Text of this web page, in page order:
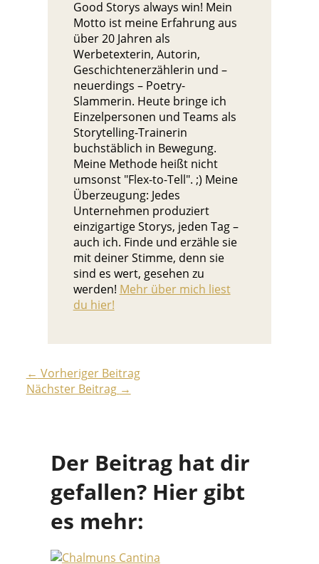
Good Storys always win! Mein
Motto ist meine Erfahrung aus
über 20 Jahren als
Werbetexterin, Autorin,
Geschichtenerzählerin und –
neuerdings – Poetry-
Slammerin. Heute bringe ich
Einzelpersonen und Teams als
Storytelling-Trainerin
buchstäblich in Bewegung.
Meine Methode heißt nicht
umsonst "Flex-to-Tell". ;) Meine
Überzeugung: Jedes
Unternehmen produziert
einzigartige Storys, jeden Tag –
auch ich. Finde und erzähle sie
mit deiner Stimme, denn sie
sind es wert, gesehen zu
werden! Mehr über mich liest
du hier!
← Vorheriger Beitrag
Nächster Beitrag →
Der Beitrag hat dir
gefallen? Hier gibt
es mehr: